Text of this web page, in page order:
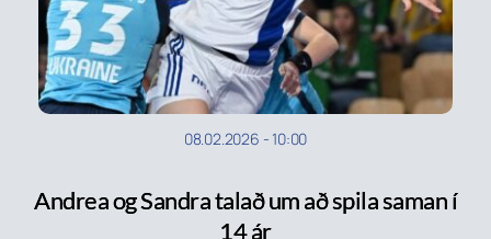
08.02.2026 -10:00
Andrea og Sandra talað um að spila saman í
14 ár